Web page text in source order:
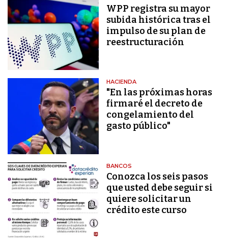
WPP registra su mayor
subida histórica tras el
impulso de su plan de
reestructuración
HACIENDA
"En las próximas horas
firmaré el decreto de
congelamiento del
gasto público"
BANCOS
Conozca los seis pasos
que usted debe seguir si
quiere solicitar un
crédito este curso